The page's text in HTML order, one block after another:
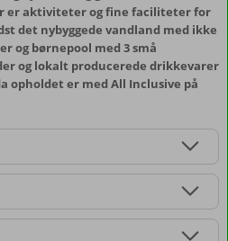
er aktiviteter og fine faciliteter for
det nybyggede vandland med ikke
og børnepool med 3 små
og lokalt producerede drikkevarer
opholdet er med All Inclusive på